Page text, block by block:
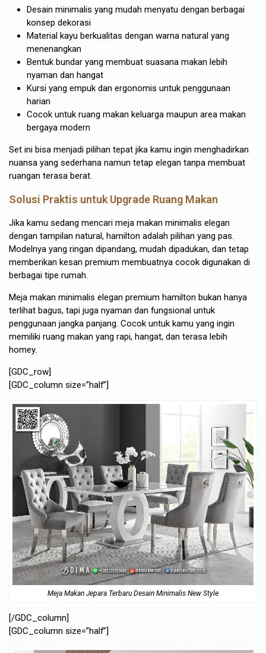
Desain minimalis yang mudah menyatu dengan berbagai
konsep dekorasi
Material kayu berkualitas dengan warna natural yang
menenangkan
Bentuk bundar yang membuat suasana makan lebih
nyaman dan hangat
Kursi yang empuk dan ergonomis untuk penggunaan
harian
Cocok untuk ruang makan keluarga maupun area makan
bergaya modern
Set ini bisa menjadi pilihan tepat jika kamu ingin menghadirkan
nuansa yang sederhana namun tetap elegan tanpa membuat
ruangan terasa berat.
Solusi Praktis untuk Upgrade Ruang Makan
Jika kamu sedang mencari meja makan minimalis elegan
dengan tampilan natural, hamilton adalah pilihan yang pas.
Modelnya yang ringan dipandang, mudah dipadukan, dan tetap
memberikan kesan premium membuatnya cocok digunakan di
berbagai tipe rumah.
Meja makan minimalis elegan premium hamilton bukan hanya
terlihat bagus, tapi juga nyaman dan fungsional untuk
penggunaan jangka panjang. Cocok untuk kamu yang ingin
memiliki ruang makan yang rapi, hangat, dan terasa lebih
homey.
[GDC_row]
[GDC_column size=”half”]
Meja Makan Jepara Terbaru Desain Minimalis New Style
[/GDC_column]
[GDC_column size=”half”]